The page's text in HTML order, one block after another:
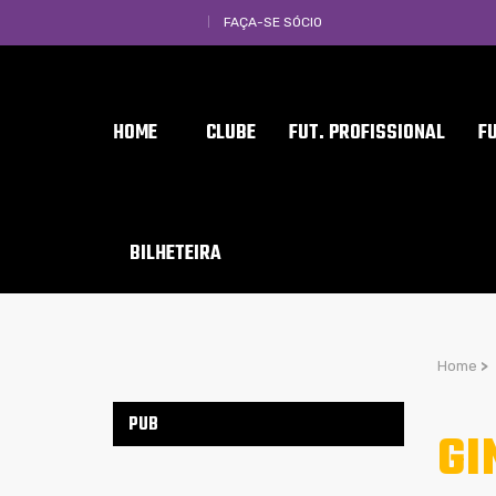
FAÇA-SE SÓCIO
HOME CLUBE FUT. PROFISSIONAL
BILHETEIRA
Home >
PUB